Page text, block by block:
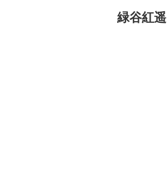
緑谷紅遥